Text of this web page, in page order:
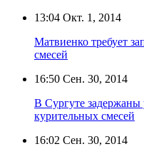
13:04 Окт. 1, 2014
Матвиенко требует
смесей
16:50 Сен. 30, 2014
В Сургуте задержаны
курительных смесей
16:02 Сен. 30, 2014